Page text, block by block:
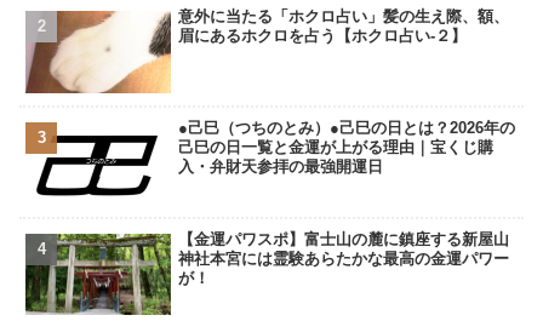
意外に当たる「ホクロ占い」髪の生え際、額、
眉にあるホクロを占う【ホクロ占い‐２】
●己巳（つちのとみ）●己巳の日とは？2026年の
己巳の日一覧と金運が上がる理由｜宝くじ購
入・弁財天参拝の最強開運日
【金運パワスポ】富士山の麓に鎮座する新屋山
神社本宮には霊験あらたかな最高の金運パワー
が！